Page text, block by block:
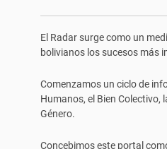
El Radar surge como un
bolivianos los sucesos más
Comenzamos un ciclo de
Humanos, el Bien Colectivo,
Género.
Concebimos este portal